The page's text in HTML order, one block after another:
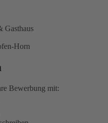
Gasthaus
Horn
Bewerbung mit: